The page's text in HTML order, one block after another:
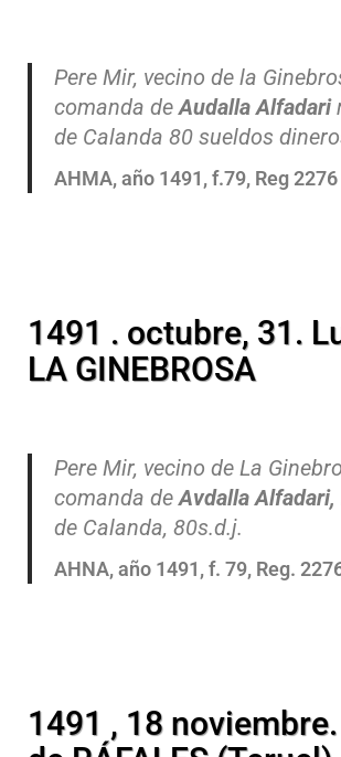
Pere Mir, vecino de la
comanda deAudalla Alfadari
de Calanda 80 sueldos
AHMA, año 1491, f.79, Reg 2276
1491 . octubre, 31.
LA GINEBROSA
Pere Mir, vecino de La
comanda deAvdalla
de Calanda, 80s.d.j.
AHNA, año 1491, f. 79, Reg.
1491 , 18